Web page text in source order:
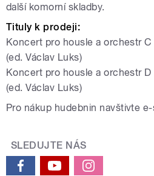
další komorní skladby.
Tituly k prodeji:
Koncert pro housle a orchestr
(ed. Václav Luks)
Koncert pro housle a orchestr
(ed. Václav Luks)
Pro nákup hudebnin navštivte
SLEDUJTE NÁS